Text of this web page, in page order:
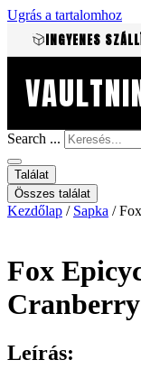
Ugrás a tartalomhoz
INGYENES
Search ...
Találat
Összes találat
Kezdőlap / Sapka /
Fox
Cranberry
Leírás: